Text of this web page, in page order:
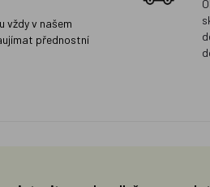
vždy v našem
přednostní